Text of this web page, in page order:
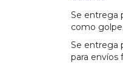
Se entrega
como
Se entrega
para envíos